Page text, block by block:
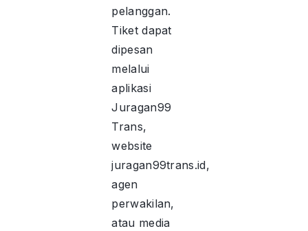
pelanggan.
Tiket dapat
dipesan
melalui
aplikasi
Juragan99
Trans,
website
juragan99trans.id,
agen
perwakilan,
atau media